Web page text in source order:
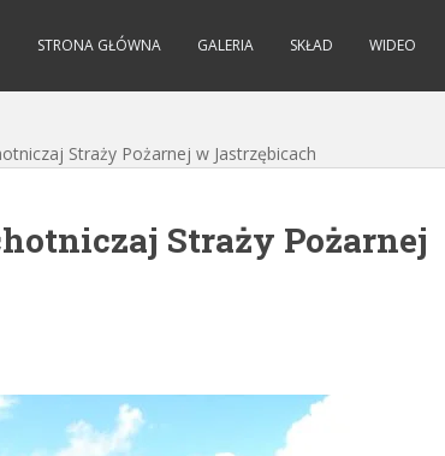
STRONA GŁÓWNA GALERIA SKŁAD WIDEO
Straży Pożarnej w Jastrzębicach
Straży Pożarnej